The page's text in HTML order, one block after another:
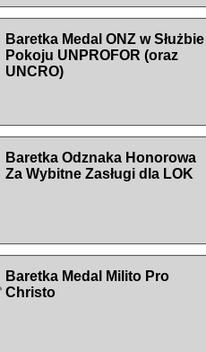
Baretka Medal ONZ w Służbie
Pokoju UNPROFOR (oraz
UNCRO)
Baretka Odznaka Honorowa
Za Wybitne Zasługi dla LOK
Baretka Medal Milito Pro
Christo